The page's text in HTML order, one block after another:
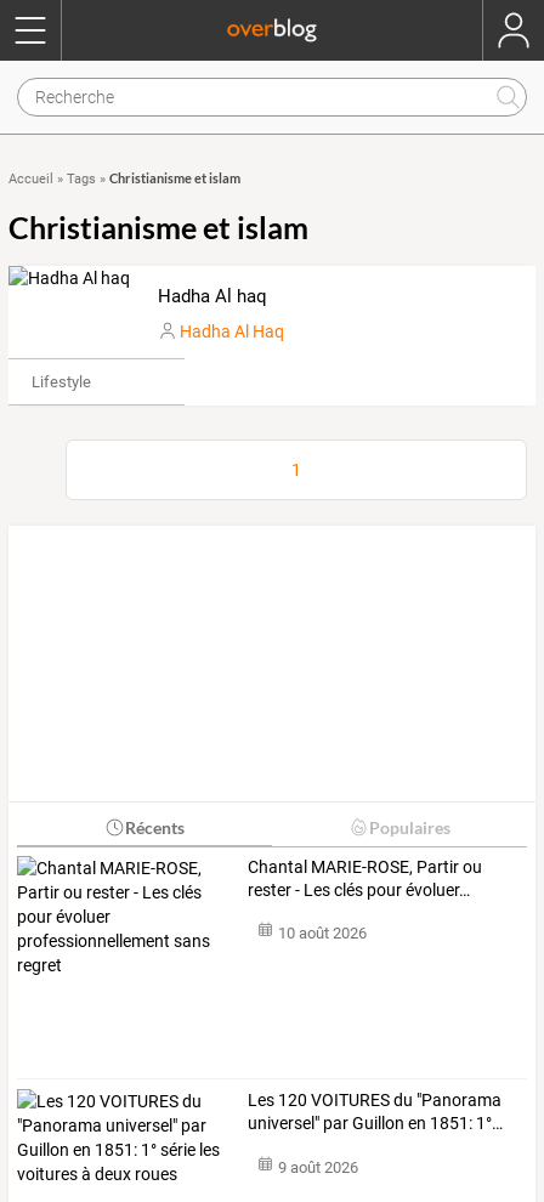
Accueil » Tags » Christianisme et islam
Christianisme et islam
Hadha Al haq
Hadha Al Haq
Lifestyle
1
Récents Populaires
Chantal MARIE-ROSE, Partirou
rester- Lesclés pourévoluer…
10 août 2026
Les 120 VOITURESdu "Panorama
universel" parGuillon en 1851: 1°…
9 août 2026